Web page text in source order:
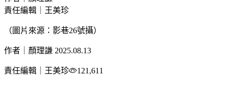
責任編輯｜王美珍
（圖片來源：影巷26號攝）
作者｜顏理謙 2025.08.13
責任編輯｜王美珍 121,611